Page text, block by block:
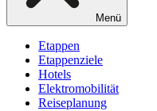
Menü
Etappen
Etappenziele
Hotels
Elektromobilität
Reiseplanung